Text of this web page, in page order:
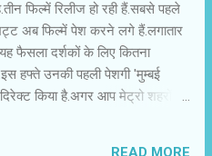
फिल्में रिलीज हो रही हैं.सबसे पहले
अब फिल्में पेश करने लगे हैं.लगातार
फैसला दर्शकों के लिए कितना
हफ्ते उनकी पहली पेशगी 'मुम्बई
किया है.अगर आप मेट्रो शहरों में
के दर्शकों की कल्पने से परे है।
READ MORE